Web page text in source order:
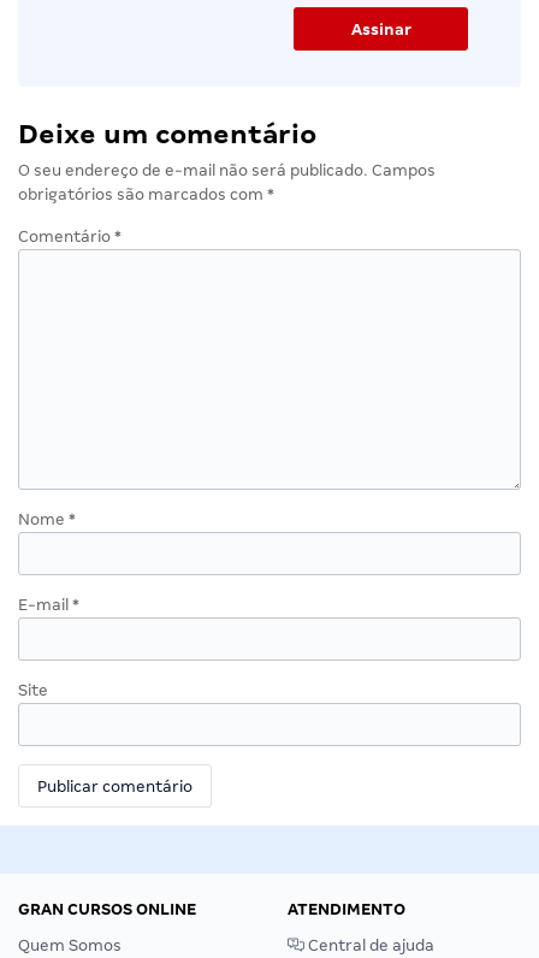
Deixe um comentário
O seu endereço de e-mail não será publicado. Campos
obrigatórios são marcados com *
Comentário *
Nome *
E-mail *
Site
GRAN CURSOS ONLINE
Quem Somos
ATENDIMENTO
Central de ajuda